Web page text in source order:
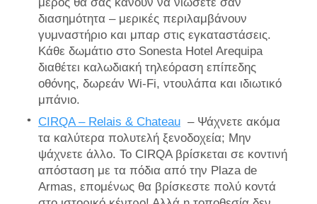
διασημότητα – μερικές περιλαμβάνουν
γυμναστήριο και μπαρ στις εγκαταστάσεις.
Κάθε δωμάτιο στο Sonesta Hotel Arequipa
διαθέτει καλωδιακή τηλεόραση επίπεδης
οθόνης, δωρεάν Wi-Fi, ντουλάπα και ιδιωτικό
μπάνιο.
CIRQA – Relais & Chateau– Ψάχνετε ακόμα
τα καλύτερα πολυτελή ξενοδοχεία; Μην
ψάχνετε άλλο. Το CIRQA βρίσκεται σε κοντινή
απόσταση με τα πόδια από την Plaza de
Armas, επομένως θα βρίσκεστε πολύ κοντά